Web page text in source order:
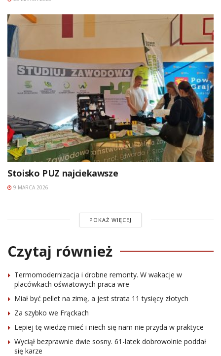
Stoisko PUZ najciekawsze
9 MARCA 2026
POKAŻ WIĘCEJ
Czytaj również
Termomodernizacja i drobne remonty. W wakacje w
placówkach oświatowych praca wre
Miał być pellet na zimę, a jest strata 11 tysięcy złotych
Za szybko we Frąckach
Lepiej tę wiedzę mieć i niech się nam nie przyda w praktyce
Wyciął bezprawnie dwie sosny. 61-latek dobrowolnie poddał
się karze